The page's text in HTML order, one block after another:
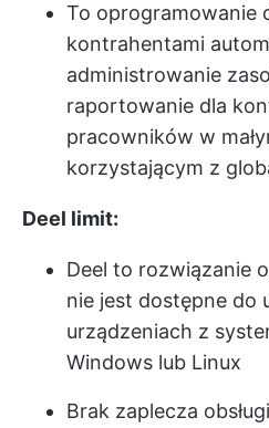
To oprogramowanie
kontrahentami
administrowanie
raportowanie dla
pracowników w
korzystającym z
Deel limit:
Deel to rozwiązanie
nie jest dostępne do
urządzeniach z
Windows lub Linux
Brak zaplecza